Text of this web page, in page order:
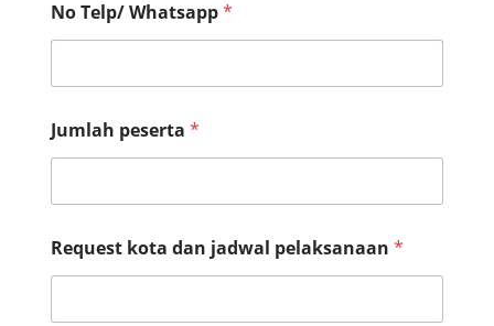
No Telp/ Whatsapp*
Jumlah peserta *
Request kota dan jadwal pelaksanaan *